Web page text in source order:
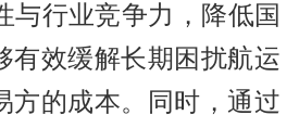
与行业竞争力，降低国
有效缓解长期困扰航运
方的成本。同时，通过